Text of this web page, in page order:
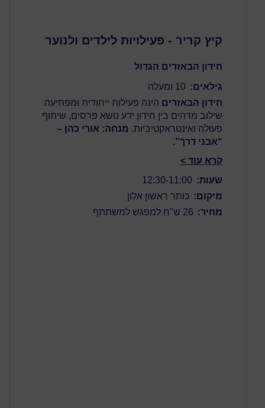
קיץ קריר - פעילויות לילדים ולנוער
חידון הבאזרים הגדול
גילאים: 10 ומעלה
חידון הבאזרים הינה פעילות ייחודית ומפתיעה.
שילוב מדהים בין חידון ידע נושא פרסים, שיתוף
פעולה ואינטראקטיביות. מנחה: אורי כהן –
“אבני דרך”.
קרא עוד >
שעות: 12:30-11:00
מיקום: כותר ראשון אלון
מחיר: 26 ש"ח למפגש למשתתף